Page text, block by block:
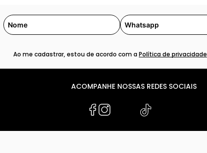
Ao me cadastrar, estou de acordo com aPolítica de privacidade
ACOMPANHE NOSSAS REDES SOCIAIS